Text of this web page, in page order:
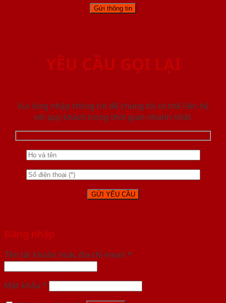
YÊU CẦU GỌI LẠI
Vui lòng nhập thông tin để chúng tôi có thể liên hệ
với quý khách trong thời gian nhanh nhất.
Đăng nhập
Tên tài khoản hoặc địa chỉ email *
Mật khẩu *